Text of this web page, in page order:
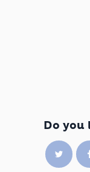
Do you